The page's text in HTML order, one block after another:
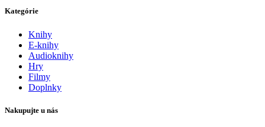
Kategórie
Knihy
E-knihy
Audioknihy
Hry
Filmy
Doplnky
Nakupujte u nás